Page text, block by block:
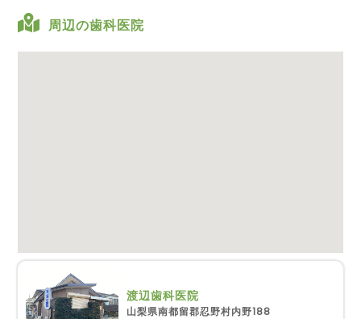
周辺の歯科医院
渡辺歯科医院
山梨県南都留郡忍野村内野188